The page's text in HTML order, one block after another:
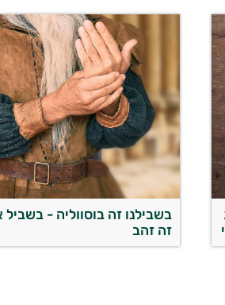
בשבילנו זה בוסווליה -
זה זהב